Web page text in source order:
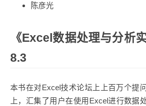
陈彦光
《Excel数据处理与分析
8.3
本书在对Excel技术论坛上上百万个提
上，汇集了用户在使用Excel进行数据